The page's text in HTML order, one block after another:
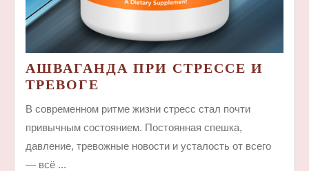
АШВАГАНДА ПРИ СТРЕССЕ И
ТРЕВОГЕ
СТРЕССЕ
И
ТРЕВОГЕ
В современном ритме жизни стресс стал почти
привычным состоянием. Постоянная спешка,
давление, тревожные новости и усталость от всего
— всё ...